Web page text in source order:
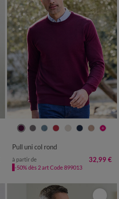
S M L XL XXL 3XL 4XL
Pull uni col rond
à partir de 32,99 €
-50% dès 2 art Code 899013